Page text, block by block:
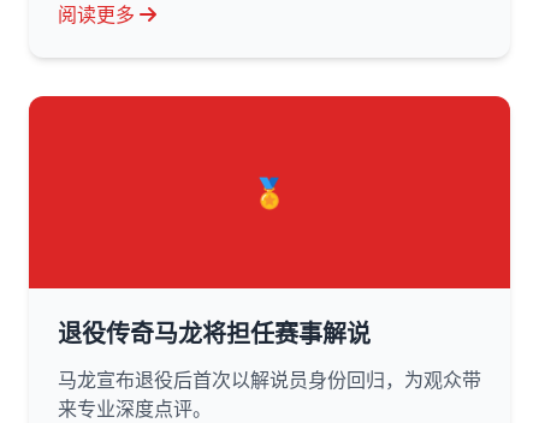
阅读更多
🏅
退役传奇马龙将担任赛事解说
马龙宣布退役后首次以解说员身份回归，为观众带
来专业深度点评。